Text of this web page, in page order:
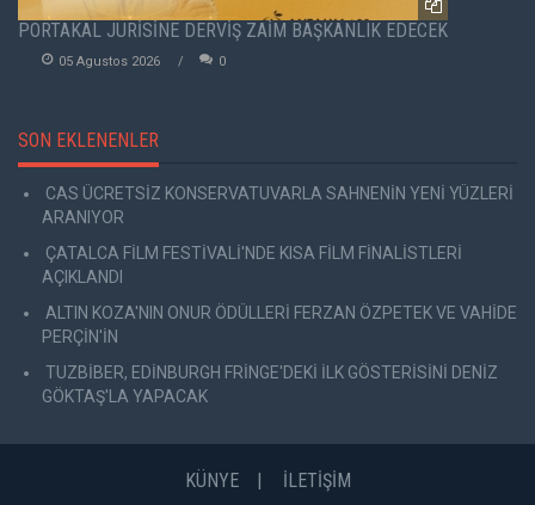
PORTAKAL JÜRİSİNE DERVİŞ ZAİM BAŞKANLIK EDECEK
05 Agustos 2026 0
SON EKLENENLER
CAS ÜCRETSİZ KONSERVATUVARLA SAHNENİN YENİ YÜZLERİ
ARANIYOR
ÇATALCA FİLM FESTİVALİ'NDE KISA FİLM FİNALİSTLERİ
AÇIKLANDI
ALTIN KOZA'NIN ONUR ÖDÜLLERİ FERZAN ÖZPETEK VE VAHİDE
PERÇİN'İN
TUZBİBER, EDİNBURGH FRİNGE'DEKİ İLK GÖSTERİSİNİ DENİZ
GÖKTAŞ'LA YAPACAK
KÜNYE İLETİŞİM